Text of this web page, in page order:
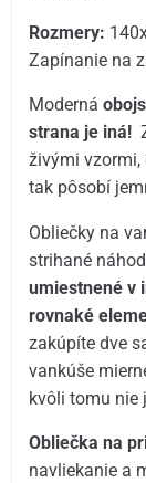
Rozmery:
Zapínanie na
Moderná
strana je iná!
živými vzormi,
tak pôsobí
Obliečky na
strihané
umiestnené v
rovnaké
zakúpíte dve
vankúše
kvôli tomu nie
Obliečka na
navliekanie a